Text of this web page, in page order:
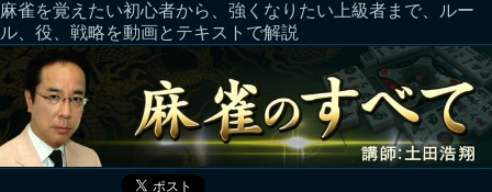
麻雀を覚えたい初心者から、強くなりたい上級者まで、ルー
ル、役、戦略を動画とテキストで解説